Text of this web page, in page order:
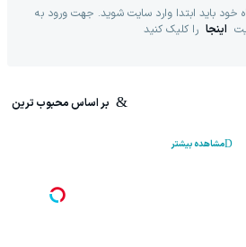
خود باید ابتدا وارد سایت شوید. جهت ورود به
اینجا را کلیک کنید
بر اساس محبوب ترین
مشاهده بیشتر